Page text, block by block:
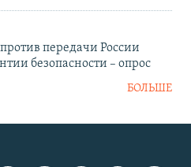
передачи России
безопасности – опрос
БОЛЬШЕ